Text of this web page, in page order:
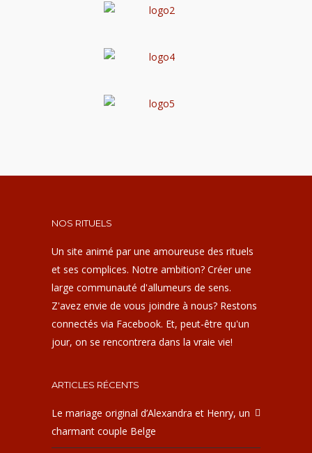
NOS RITUELS
Un site animé par une amoureuse des rituels
et ses complices. Notre ambition? Créer une
large communauté d'allumeurs de sens.
Z'avez envie de vous joindre à nous? Restons
connectés via Facebook. Et, peut-être qu'un
jour, on se rencontrera dans la vraie vie!
ARTICLES RÉCENTS
Le mariage original d’Alexandra et Henry, un
charmant couple Belge